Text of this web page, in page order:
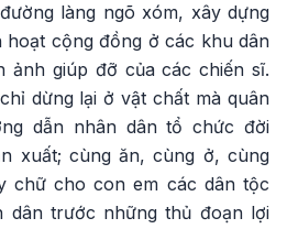
làng ngõ xóm, xây dựng
hoạt cộng đồng ở các khu dân
ảnh giúp đỡ của các chiến sĩ.
dừng lại ở vật chất mà quân
dẫn nhân dân tổ chức đời
xuất; cùng ăn, cùng ở, cùng
chữ cho con em các dân tộc
dân trước những thủ đoạn lợi